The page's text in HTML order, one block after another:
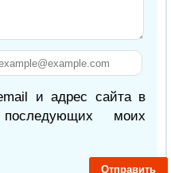
и адрес сайта в
моих